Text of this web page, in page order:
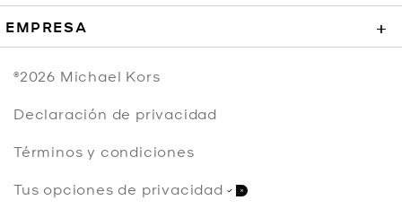
EMPRESA +
©2026 Michael Kors
Declaración de privacidad
Términos y condiciones
Tus opciones de privacidad